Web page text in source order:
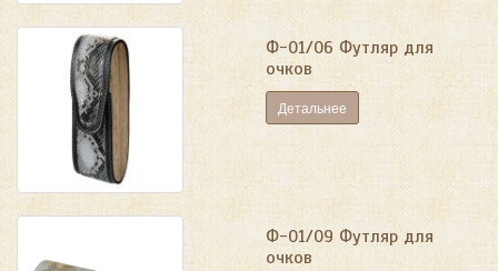
Ф-01/06 Футляр для
очков
Детальнее
Ф-01/09 Футляр для
очков